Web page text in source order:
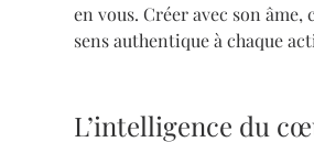
en vous. Créer avec son âme,
sens authentique à chaque
L’intelligence du